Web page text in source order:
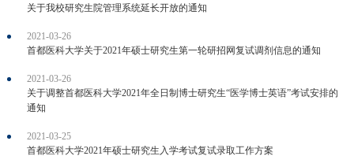
关于我校研究生院管理系统延长开放的通知
2021-03-26
首都医科大学关于2021年硕士研究生第一轮研招网复试调剂信息的通知
2021-03-26
关于调整首都医科大学2021年全日制博士研究生“医学博士英语”考试安排的
通知
2021-03-25
首都医科大学2021年硕士研究生入学考试复试录取工作方案